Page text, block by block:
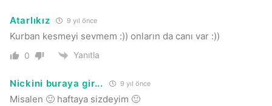
Atarlıkız 9 yıl önce
Kurban kesmeyi sevmem :)) onların da canı var :))
0 Yanıtla
Nickini buraya gir... 9 yıl önce
Misalen 🙂 haftaya sizdeyim 🙂